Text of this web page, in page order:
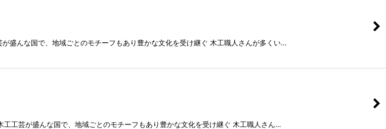
んな国で、地域ごとのモチーフもあり豊かな文化を受け継ぐ 木工職人さんが多くい…
芸が盛んな国で、地域ごとのモチーフもあり豊かな文化を受け継ぐ 木工職人さん…